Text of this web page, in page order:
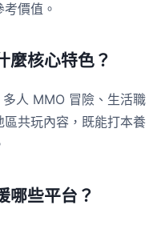
價值。
麼核心特色？
人 MMO 冒險、生活職
共玩內容，既能打本養
哪些平台？